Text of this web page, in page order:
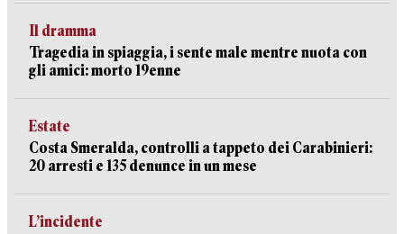
Il dramma
Tragedia in spiaggia, i sente male mentre nuota con
gli amici: morto 19enne
Estate
Costa Smeralda, controlli a tappeto dei Carabinieri:
20 arresti e 135 denunce in un mese
L’incidente